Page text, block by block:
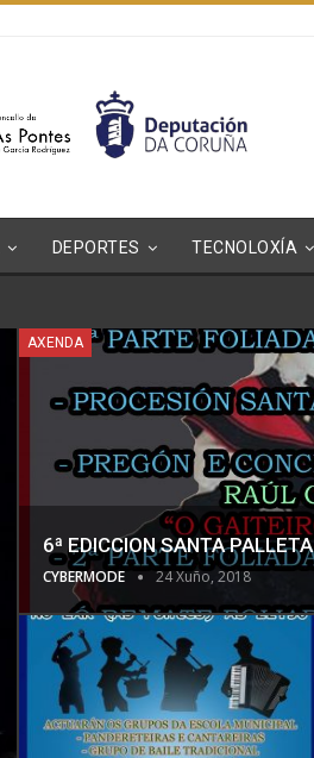
DEPORTES TECNOLOXÍA
AXENDA
6ª EDICCION SANTA PALLETA
CYBERMODE 24 Xuño, 2018